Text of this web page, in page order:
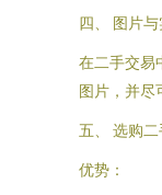
四、 图片
在二手交易
图片，并尽
五、 选购
优势：